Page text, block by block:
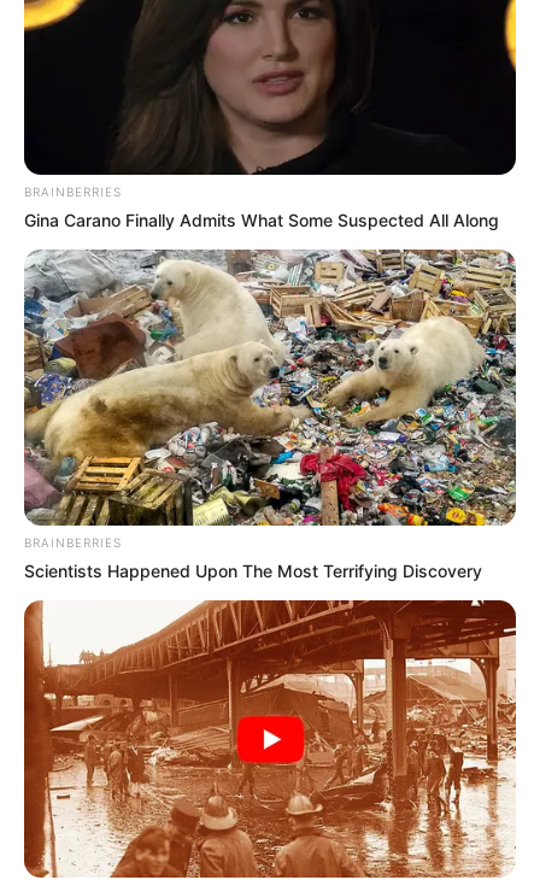
BRAINBERRIES
Gina Carano Finally Admits What Some Suspected All Along
BRAINBERRIES
Scientists Happened Upon The Most Terrifying Discovery